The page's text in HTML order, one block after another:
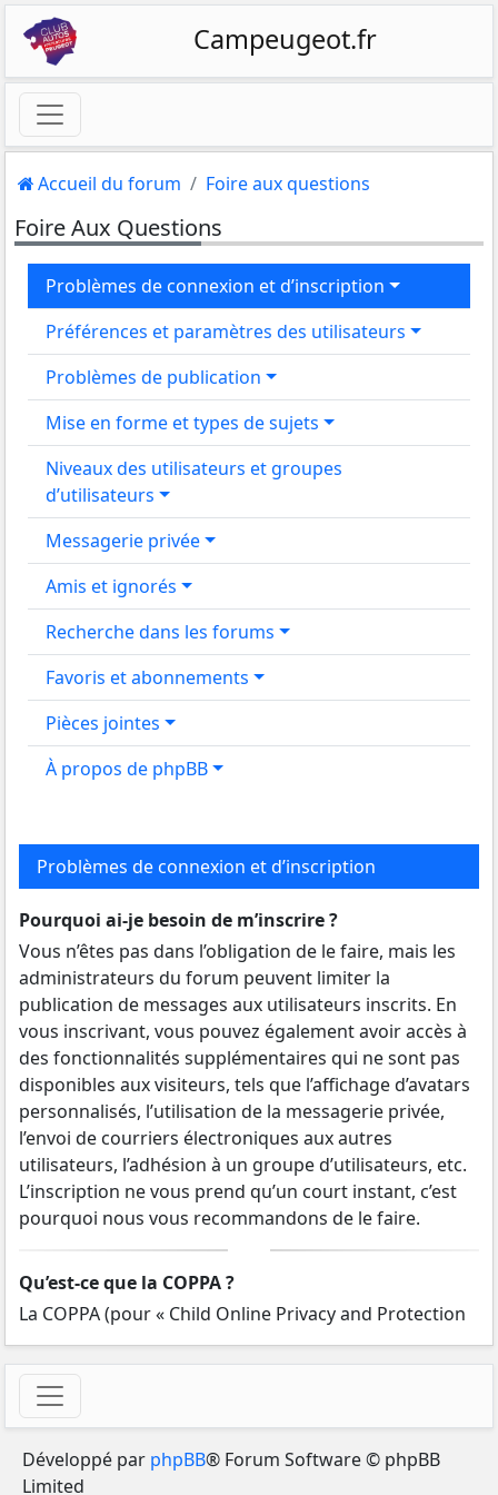
Campeugeot.fr
Accueil du forum Foire aux questions
Foire Aux Questions
Problèmes de connexion et d’inscription
Préférences et paramètres des utilisateurs
Problèmes de publication
Mise en forme et types de sujets
Niveaux des utilisateurs et groupes
d’utilisateurs
Messagerie privée
Amis et ignorés
Recherche dans les forums
Favoris et abonnements
Pièces jointes
À propos de phpBB
Problèmes de connexion et d’inscription
Pourquoi ai-je besoin de m’inscrire ?
Vous n’êtes pas dans l’obligation de le faire, mais les
administrateurs du forum peuvent limiter la
publication de messages aux utilisateurs inscrits. En
vous inscrivant, vous pouvez également avoir accès à
des fonctionnalités supplémentaires qui ne sont pas
disponibles aux visiteurs, tels que l’affichage d’avatars
personnalisés, l’utilisation de la messagerie privée,
l’envoi de courriers électroniques aux autres
utilisateurs, l’adhésion à un groupe d’utilisateurs, etc.
L’inscription ne vous prend qu’un court instant, c’est
pourquoi nous vous recommandons de le faire.
Qu’est-ce que la COPPA ?
La COPPA (pour « Child Online Privacy and Protection
Act ») est une loi des États-Unis d’Amérique qui
demande aux sites internet collectant potentiellement
des informations sur les mineurs âgés de moins de 13
ans un consentement écrit des parents ou des tuteurs
légaux des mineurs concernés. Si vous ne savez pas si
cette loi s’applique également aux mineurs âgés de
Développé par phpBB® Forum Software © phpBB
Limited